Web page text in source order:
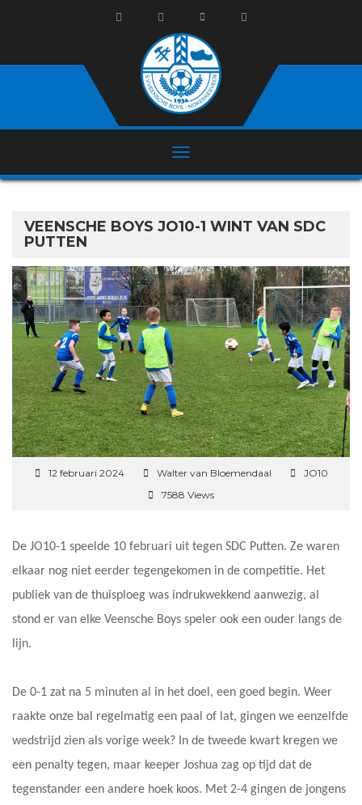
VEENSCHE BOYS JO10-1 WINT VAN SDC
PUTTEN
12 februari 2024 Walter van Bloemendaal
JO10
7588 Views
De JO10-1 speelde 10 februari uit tegen SDC Putten. Ze waren
elkaar nog niet eerder tegengekomen in de competitie. Het
publiek van de thuisploeg was indrukwekkend aanwezig, al
stond er van elke Veensche Boys speler ook een ouder langs de
lijn.
De 0-1 zat na 5 minuten al in het doel, een goed begin. Weer
raakte onze bal regelmatig een paal of lat, gingen we eenzelfde
wedstrijd zien als vorige week? In de tweede kwart kregen we
een penalty tegen, maar keeper Joshua zag op tijd dat de
tegenstander een andere hoek koos. Met 2-4 gingen de jongens